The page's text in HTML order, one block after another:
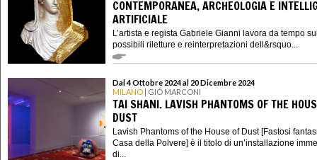
CONTEMPORANEA, ARCHEOLOGIA E
ARTIFICIALE
L’artista e regista Gabriele Gianni lavora da tempo
possibili riletture e reinterpretazioni dell&rsquo...
Dal 4 Ottobre 2024 al 20 Dicembre 2024
MILANO | GIÓ MARCONI
TAI SHANI. LAVISH PHANTOMS OF THE
DUST
Lavish Phantoms of the House of Dust [Fastosi
Casa della Polvere] è il titolo di un’installazione
di...